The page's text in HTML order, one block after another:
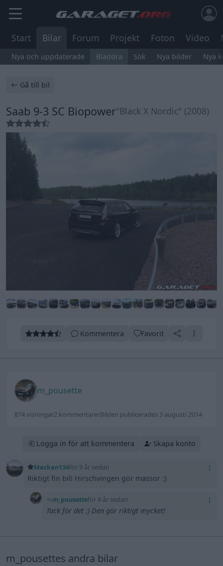
Start Bilar Forum Projekt Foton Video
Nya och uppdaterade Bläddra Sök Nya bilder Nya
Gå till bil
Saab 9-3 SC Biopower"Black X Nordic" (2008)
Kommentera Favorit
m_pousette
874 visningar2 kommentarerBilden publicerades 3 augusti 2014
Logga in för att kommentera Skapa konto
Mackan134för 9 år sedan
Riktigt fin bil! Hirschvingen gör massor :)
m_pousetteför 9 år sedan
Tack för det :) Den gör riktigt mycket!
m_pousettes andra bilar